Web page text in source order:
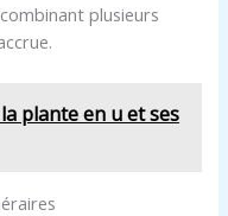
plusieurs
plante en u et ses